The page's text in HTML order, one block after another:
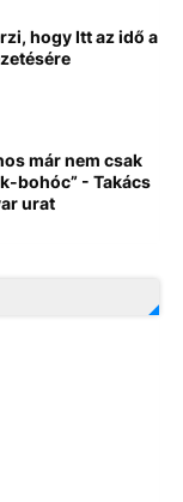
hogy Itt az idő a
már nem csak
bohóc” - Takács
urat